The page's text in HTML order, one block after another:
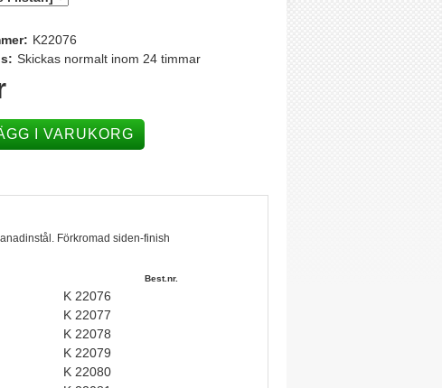
K22076
Skickas normalt inom 24 timmar
I VARUKORG
Förkromad siden-finish
Best.nr.
K 22076
K 22077
K 22078
K 22079
K 22080